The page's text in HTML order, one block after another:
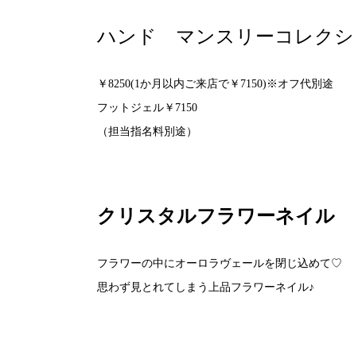
ハンド マンスリーコレクシ
￥8250(1か月以内ご来店で￥7150)※オフ代別途
フットジェル￥7150
（担当指名料別途）
クリスタルフラワーネイル
フラワーの中にオーロラヴェールを閉じ込めて♡
思わず見とれてしまう上品フラワーネイル♪